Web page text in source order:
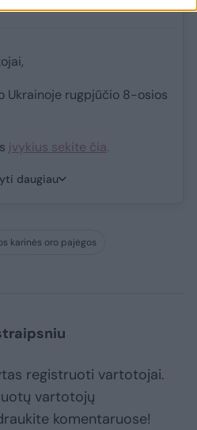
Ukrainoje rugpjūčio 8-osios
įvykius sekite čia.
daugiau
karinės oro pajėgos
registruoti vartotojai.
vartotojų
komentaruose!